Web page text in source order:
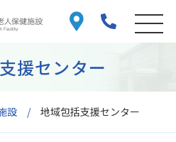
設 地域包括支援センター
援センター